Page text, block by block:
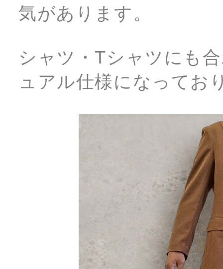
気があります。
シャツ・Tシャツにも
ュアル仕様になってお